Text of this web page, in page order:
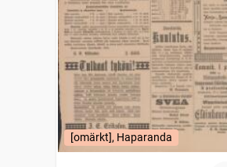
[omärkt], Haparanda